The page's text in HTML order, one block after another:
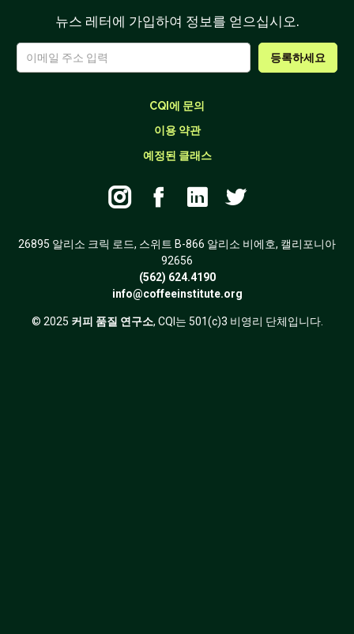
뉴스 레터에 가입하여 정보를 얻으십시오.
CQI에 문의
이용 약관
예정된 클래스
   
26895 알리소 크릭 로드, 스위트 B-866 알리소 비에호, 캘리포니아
92656
(562) 624.4190
info@coffeeinstitute.org
© 2025 커피 품질 연구소, CQI는 501(c)3 비영리 단체입니다.